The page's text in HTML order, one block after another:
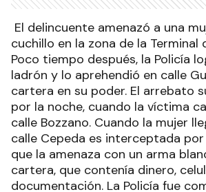
El delincuente amenazó a una
cuchillo en la zona de la Terminal
Poco tiempo después, la Policía
ladrón y lo aprehendió en calle
cartera en su poder. El arrebato
por la noche, cuando la víctima
calle Bozzano. Cuando la mujer
calle Cepeda es interceptada
que la amenaza con un arma
cartera, que contenía dinero,
documentación. La Policía fue